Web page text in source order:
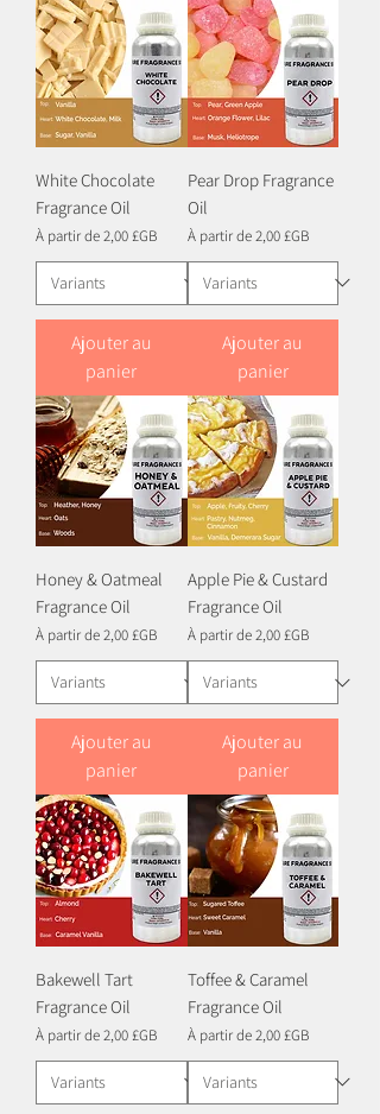
White Chocolate
Fragrance Oil
À partir de2,00 £GB
Prix promotionnel
Ajouter au
panier
Pear Drop Fragrance
Oil
À partir de2,00 £GB
Prix promotionnel
Ajouter au
panier
Honey & Oatmeal
Fragrance Oil
À partir de2,00 £GB
Prix promotionnel
Ajouter au
panier
Apple Pie & Custard
Fragrance Oil
À partir de2,00 £GB
Prix promotionnel
Ajouter au
panier
Bakewell Tart
Fragrance Oil
À partir de2,00 £GB
Prix promotionnel
Toffee & Caramel
Fragrance Oil
À partir de2,00 £GB
Prix promotionnel